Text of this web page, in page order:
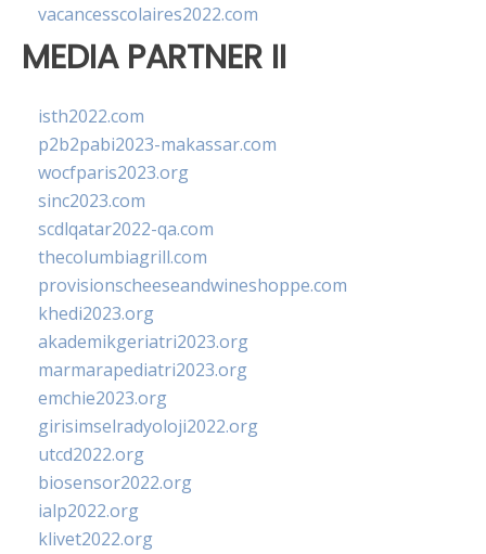
vacancesscolaires2022.com
MEDIA PARTNER II
isth2022.com
p2b2pabi2023-makassar.com
wocfparis2023.org
sinc2023.com
scdlqatar2022-qa.com
thecolumbiagrill.com
provisionscheeseandwineshoppe.com
khedi2023.org
akademikgeriatri2023.org
marmarapediatri2023.org
emchie2023.org
girisimselradyoloji2022.org
utcd2022.org
biosensor2022.org
ialp2022.org
klivet2022.org